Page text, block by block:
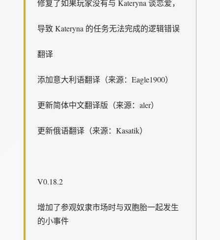
修复了如果玩家没有与 Kateryna 谈恋爱，
导致 Kateryna 的任务无法完成的逻辑错误
翻译
添加意大利语翻译（来源：Eagle1900）
更新简体中文翻译版（来源：aler）
更新俄语翻译（来源：Kasatik）
V0.18.2
增加了参观奴隶市场时与双胞胎一起发生
的小事件